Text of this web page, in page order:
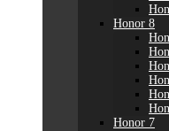
Honor 8
Honor 7